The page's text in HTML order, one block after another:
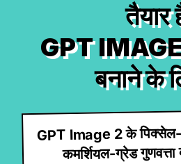
तैयार
GPT
बनाने के
GPT Image 2 के
कमर्शियल-ग्रेड